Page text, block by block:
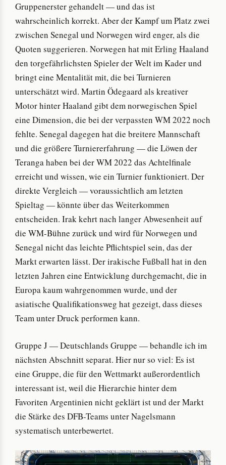
Gruppenerster gehandelt — und das ist
wahrscheinlich korrekt. Aber der Kampf um Platz zwei
zwischen Senegal und Norwegen wird enger, als die
Quoten suggerieren. Norwegen hat mit Erling Haaland
den torgefährlichsten Spieler der Welt im Kader und
bringt eine Mentalität mit, die bei Turnieren
unterschätzt wird. Martin Ödegaard als kreativer
Motor hinter Haaland gibt dem norwegischen Spiel
eine Dimension, die bei der verpassten WM 2022 noch
fehlte. Senegal dagegen hat die breitere Mannschaft
und die größere Turniererfahrung — die Löwen der
Teranga haben bei der WM 2022 das Achtelfinale
erreicht und wissen, wie ein Turnier funktioniert. Der
direkte Vergleich — voraussichtlich am letzten
Spieltag — könnte über das Weiterkommen
entscheiden. Irak kehrt nach langer Abwesenheit auf
die WM-Bühne zurück und wird für Norwegen und
Senegal nicht das leichte Pflichtspiel sein, das der
Markt erwarten lässt. Der irakische Fußball hat in den
letzten Jahren eine Entwicklung durchgemacht, die in
Europa kaum wahrgenommen wurde, und der
asiatische Qualifikationsweg hat gezeigt, dass dieses
Team unter Druck performen kann.
Gruppe J — Deutschlands Gruppe — behandle ich im
nächsten Abschnitt separat. Hier nur so viel: Es ist
eine Gruppe, die für den Wettmarkt außerordentlich
interessant ist, weil die Hierarchie hinter dem
Favoriten Argentinien nicht geklärt ist und der Markt
die Stärke des DFB-Teams unter Nagelsmann
systematisch unterbewertet.